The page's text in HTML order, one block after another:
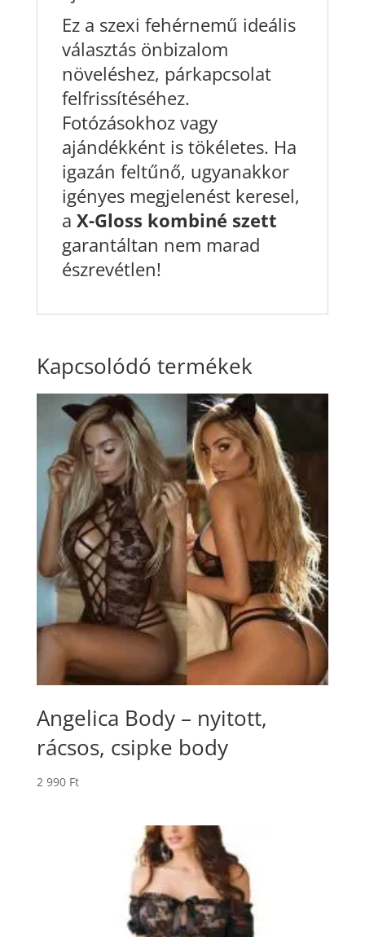
Ez a szexi fehérnemű ideális
választás önbizalom
növeléshez, párkapcsolat
felfrissítéséhez.
Fotózásokhoz vagy
ajándékként is tökéletes. Ha
igazán feltűnő, ugyanakkor
igényes megjelenést keresel,
a X-Gloss kombiné szett
garantáltan nem marad
észrevétlen!
Kapcsolódó termékek
Angelica Body – nyitott,
rácsos, csipke body
2 990 Ft